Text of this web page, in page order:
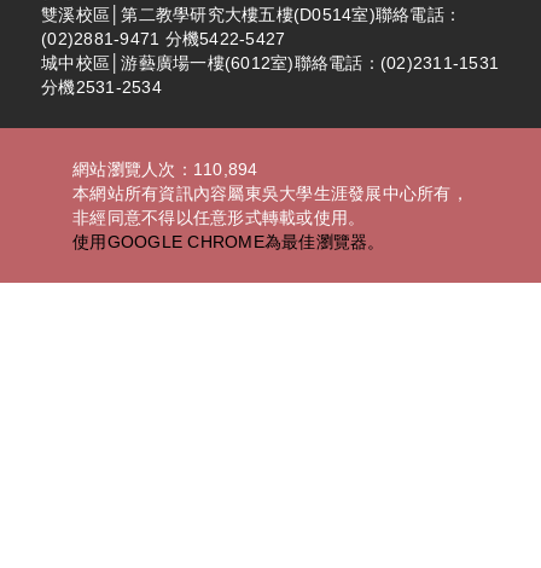
雙溪校區│第二教學研究大樓五樓(D0514室)聯絡電話：
(02)2881-9471 分機5422-5427
城中校區│游藝廣場一樓(6012室)聯絡電話：(02)2311-1531
分機2531-2534
網站瀏覽人次：110,894
本網站所有資訊內容屬東吳大學生涯發展中心所有，
非經同意不得以任意形式轉載或使用。
使用GOOGLE CHROME為最佳瀏覽器。